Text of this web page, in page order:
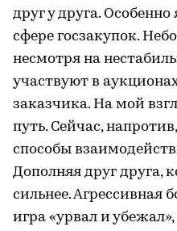
друг у друга. Особенно
сфере госзакупок.
несмотря на
участвуют в
заказчика. На мой
путь. Сейчас,
способы
Дополняя друг друга,
сильнее. Агрессивная
игра «урвал и